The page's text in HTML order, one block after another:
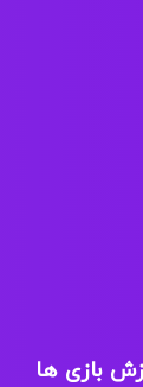
بازی ها